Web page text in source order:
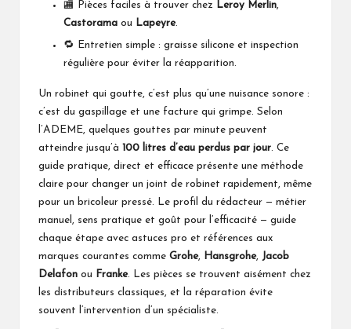
🏬 Pièces faciles à trouver chez Leroy Merlin,
Castorama ou Lapeyre.
🔁 Entretien simple : graisse silicone et inspection
régulière pour éviter la réapparition.
Un robinet qui goutte, c’est plus qu’une nuisance sonore :
c’est du gaspillage et une facture qui grimpe. Selon
l’ADEME, quelques gouttes par minute peuvent
atteindre jusqu’à 100 litres d’eau perdus par jour. Ce
guide pratique, direct et efficace présente une méthode
claire pour changer un joint de robinet rapidement, même
pour un bricoleur pressé. Le profil du rédacteur — métier
manuel, sens pratique et goût pour l’efficacité — guide
chaque étape avec astuces pro et références aux
marques courantes comme Grohe, Hansgrohe, Jacob
Delafon ou Franke. Les pièces se trouvent aisément chez
les distributeurs classiques, et la réparation évite
souvent l’intervention d’un spécialiste.